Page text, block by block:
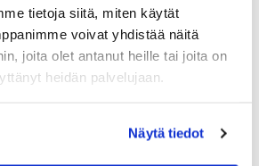
tietoja siitä, miten käytät
voivat yhdistää näitä
joita olet antanut heille tai joita on
heidän palvelujaan.
Näytä tiedot
seuran mestaruudesta pelataan